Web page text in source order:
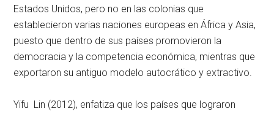
Estados Unidos, pero no en las colonias que
establecieron varias naciones europeas en África y Asia,
puesto que dentro de sus países promovieron la
democracia y la competencia económica, mientras que
exportaron su antiguo modelo autocrático y extractivo.
Yifu Lin (2012), enfatiza que los países que lograron